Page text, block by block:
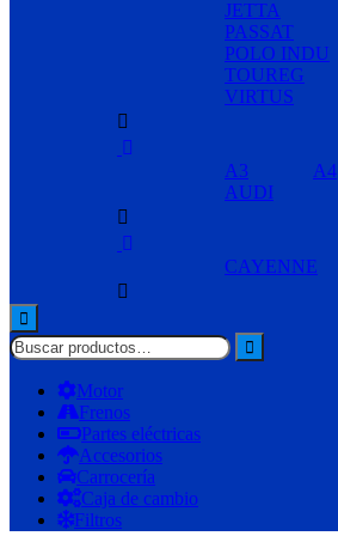
JETTA
PASSAT
POLO INDU
TOUREG
VIRTUS
A3 A4
AUDI
CAYENNE
Motor
Frenos
Partes eléctricas
Accesorios
Carrocería
Caja de cambio
Filtros